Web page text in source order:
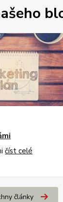
číst celé
články